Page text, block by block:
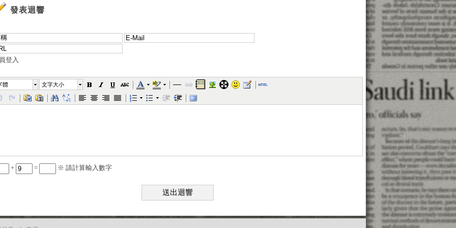
發表迴響
登入
體 文字大小
+ = ※ 請計算輸入數字
送出迴響